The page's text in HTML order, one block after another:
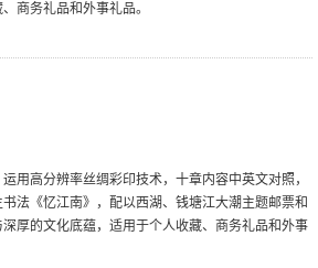
商务礼品和外事礼品。
用高分辨率丝绸彩印技术，十章内容中英文对照，
法《忆江南》，配以西湖、钱塘江大潮主题邮票和
厚的文化底蕴，适用于个人收藏、商务礼品和外事